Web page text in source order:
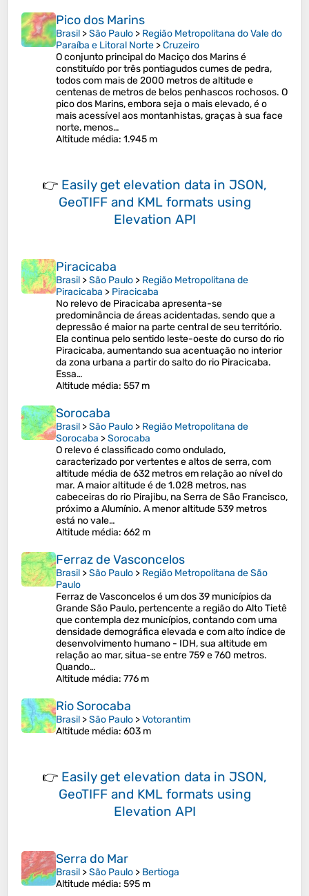
Pico dos Marins
Brasil >São Paulo > Região Metropolitana do Vale do
Paraíba e Litoral Norte >Cruzeiro
O conjunto principal do Maciço dos Marins é
constituído por três pontiagudos cumes de pedra,
todos com mais de 2000 metros de altitude e
centenas de metros de belos penhascos rochosos. O
pico dos Marins, embora seja o mais elevado, é o
mais acessível aos montanhistas, graças à sua face
norte, menos…
Altitude média: 1.945 m
👉 Easily get elevation data in JSON,
GeoTIFF and KML formats using
Elevation API
Piracicaba
Brasil >São Paulo > Região Metropolitana de
Piracicaba > Piracicaba
No relevo de Piracicaba apresenta-se
predominância de áreas acidentadas, sendo que a
depressão é maior na parte central de seu território.
Ela continua pelo sentido leste-oeste do curso do rio
Piracicaba, aumentando sua acentuação no interior
da zona urbana a partir do salto do rio Piracicaba.
Essa…
Altitude média: 557 m
Sorocaba
Brasil >São Paulo > Região Metropolitana de
Sorocaba >Sorocaba
O relevo é classificado como ondulado,
caracterizado por vertentes e altos de serra, com
altitude média de 632 metros em relação ao nível do
mar. A maior altitude é de 1.028 metros, nas
cabeceiras do rio Pirajibu, na Serra de São Francisco,
próximo a Alumínio. A menor altitude 539 metros
está no vale…
Altitude média: 662 m
Ferraz de Vasconcelos
Brasil >São Paulo > Região Metropolitana de São
Paulo
Ferraz de Vasconcelos é um dos 39 municípios da
Grande São Paulo, pertencente a região do Alto Tietê
que contempla dez municípios, contando com uma
densidade demográfica elevada e com alto índice de
desenvolvimento humano - IDH, sua altitude em
relação ao mar, situa-se entre 759 e 760 metros.
Quando…
Altitude média: 776 m
Rio Sorocaba
Brasil >São Paulo >Votorantim
Altitude média: 603 m
👉 Easily get elevation data in JSON,
GeoTIFF and KML formats using
Elevation API
Serra do Mar
Brasil >São Paulo > Bertioga
Altitude média: 595 m